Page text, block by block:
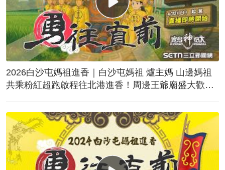
2026白沙屯媽祖進香｜白沙屯媽祖 爐主媽 山邊媽祖
共乘粉紅超跑啟程往北港進香！周邊王爺廟盛大歡